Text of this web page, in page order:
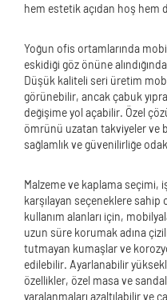
hem estetik açıdan hoş hem
Yoğun ofis ortamlarında
eskidiği göz önüne
Düşük kaliteli seri üretim
görünebilir, ancak çabuk
değişime yol açabilir. Özel
ömrünü uzatan takviyeler ve
sağlamlık ve güvenilirliğe
Malzeme ve kaplama seçimi,
karşılayan seçeneklere sahip
kullanım alanları için,
uzun süre korumak adına
tutmayan kumaşlar ve
edilebilir. Ayarlanabilir
özellikler, özel masa ve
yaralanmaları azaltılabilir ve